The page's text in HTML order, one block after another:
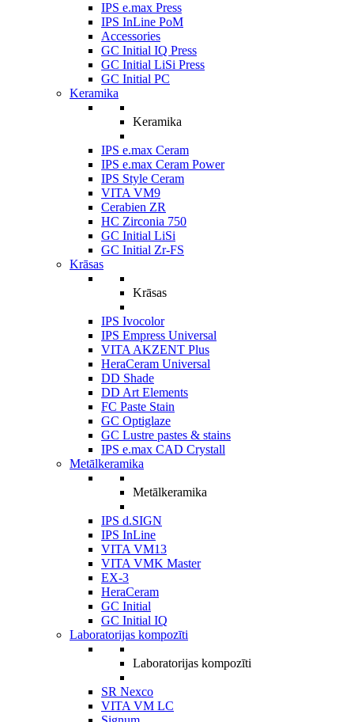
IPS e.max Press
IPS InLine PoM
Accessories
GC Initial IQ Press
GC Initial LiSi Press
GC Initial PC
Keramika
Keramika
IPS e.max Ceram
IPS e.max Ceram Power
IPS Style Ceram
VITA VM9
Cerabien ZR
HC Zirconia 750
GC Initial LiSi
GC Initial Zr-FS
Krāsas
Krāsas
IPS Ivocolor
IPS Empress Universal
VITA AKZENT Plus
HeraCeram Universal
DD Shade
DD Art Elements
FC Paste Stain
GC Optiglaze
GC Lustre pastes & stains
IPS e.max CAD Crystall
Metālkeramika
Metālkeramika
IPS d.SIGN
IPS InLine
VITA VM13
VITA VMK Master
EX-3
HeraCeram
GC Initial
GC Initial IQ
Laboratorijas kompozīti
Laboratorijas kompozīti
SR Nexco
VITA VM LC